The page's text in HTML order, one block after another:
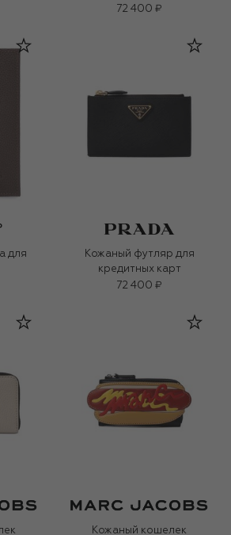
72 400 ₽
для
Кожаный футляр для
кредитных карт
72 400 ₽
Кожаный кошелек